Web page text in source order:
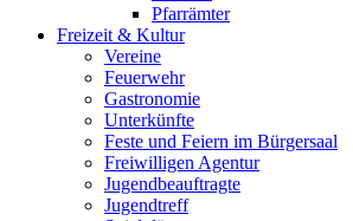
Pfarrämter
Freizeit & Kultur
Vereine
Feuerwehr
Gastronomie
Unterkünfte
Feste und Feiern im Bürgersaal
Freiwilligen Agentur
Jugendbeauftragte
Jugendtreff